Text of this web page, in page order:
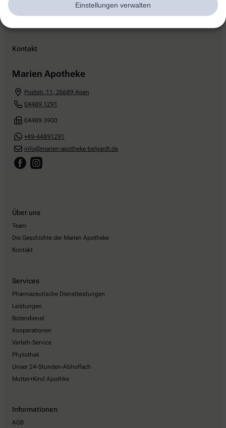
Einstellungen verwalten
Kontakt
Marien Apotheke
Poststr. 11 , 26689 Apen
04489 1291
04489 3900
+49-44891291
info@marien-apotheke-belgardt.de
Über uns
Team
Die Geschichte der Marien Apotheke
Kontakt
Services
Pharmazeutische Dienstleistungen
Leistungen
Botendienst
Kooperationen
Verleih-Service
Phytothek
Unser 24-Stunden-Abholfach
Mutter+Kind Apothke
Informationen
AGB